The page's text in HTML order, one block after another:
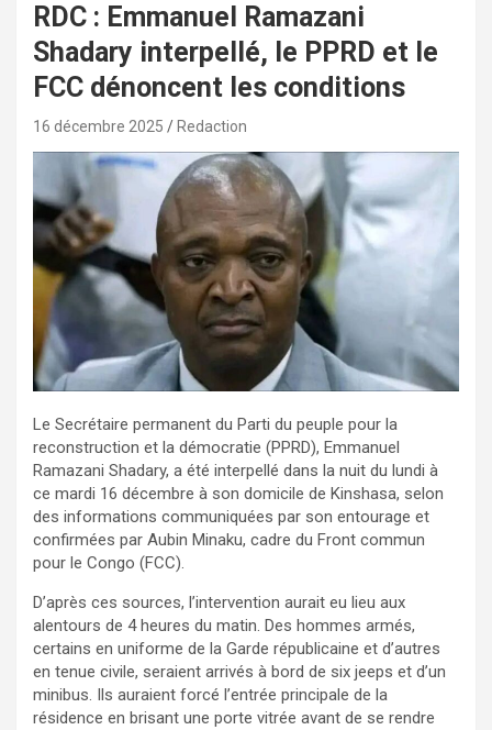
RDC : Emmanuel Ramazani
Shadary interpellé, le PPRD et le
FCC dénoncent les conditions
16 décembre 2025 Redaction
Le Secrétaire permanent du Parti du peuple pour la
reconstruction et la démocratie (PPRD), Emmanuel
Ramazani Shadary, a été interpellé dans la nuit du lundi à
ce mardi 16 décembre à son domicile de Kinshasa, selon
des informations communiquées par son entourage et
confirmées par Aubin Minaku, cadre du Front commun
pour le Congo (FCC).
D’après ces sources, l’intervention aurait eu lieu aux
alentours de 4 heures du matin. Des hommes armés,
certains en uniforme de la Garde républicaine et d’autres
en tenue civile, seraient arrivés à bord de six jeeps et d’un
minibus. Ils auraient forcé l’entrée principale de la
résidence en brisant une porte vitrée avant de se rendre